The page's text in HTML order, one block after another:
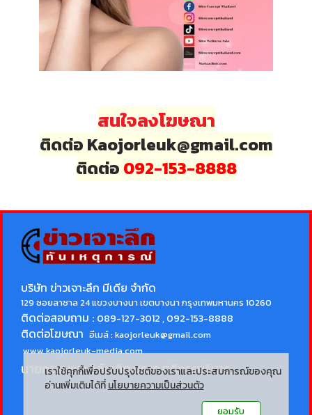
สนใจลงโฆษณา
ติดต่อ Kaojorleuk@gmail.com
ติดต่อ 092-153-8888
บริษัท ข่าวเจาะลึก มีเดีย จำกัด
129 ซอยลาซาล 24 แขวงบางนา เขตบางนา กรุงเทพมหานคร 10260
ติดต่อสอบถาม : 089-127-3012 , 092-153-8888
ติดต่อโฆษณา อีเมล์ :kaojorleuk@gmail.com
www.kaojorleuk-media.com
นายกรธนพล วิลัยเลิศบรรณาธิการบริหาร
เราใช้คุกกี้เพื่อปรับปรุงไซต์ของเราและประสบการณ์ของคุณ
อ่านเพิ่มเติมได้ที่ นโยบายความเป็นส่วนตัว
ยอมรับ